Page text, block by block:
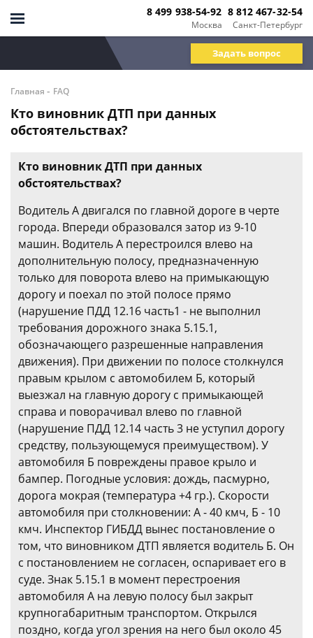
Москва
8 499 938-54-92
Санкт-Петербург
8 812 467-32-54
Задать вопрос
Главная - FAQ
Кто виновник ДТП при данных
обстоятельствах?
Кто виновник ДТП при данных
обстоятельствах?
Водитель А двигался по главной дороге в черте
города. Впереди образовался затор из 9-10
машин. Водитель А перестроился влево на
дополнительную полосу, предназначенную
только для поворота влево на примыкающую
дорогу и поехал по этой полосе прямо
(нарушение ПДД 12.16 часть1 - не выполнил
требования дорожного знака 5.15.1,
обозначающего разрешенные направления
движения). При движении по полосе столкнулся
правым крылом с автомобилем Б, который
выезжал на главную дорогу с примыкающей
справа и поворачивал влево по главной
(нарушение ПДД 12.14 часть 3 не уступил дорогу
средству, пользующемуся преимуществом). У
автомобиля Б повреждены правое крыло и
бампер. Погодные условия: дождь, пасмурно,
дорога мокрая (температура +4 гр.). Скорости
автомобиля при столкновении: А - 40 кмч, Б - 10
кмч. Инспектор ГИБДД вынес постановление о
том, что виновником ДТП является водитель Б. Он
с постановлением не согласен, оспаривает его в
суде. Знак 5.15.1 в момент перестроения
автомобиля А на левую полосу был закрыт
крупногабаритным транспортом. Открылся
поздно, когда угол зрения на него был около 45